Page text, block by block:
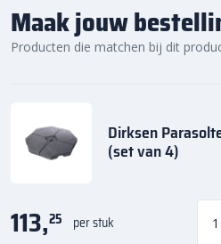
Maak jouw
Producten die matchen bij dit
Dirksen
(set van 4)
113,25 per stuk